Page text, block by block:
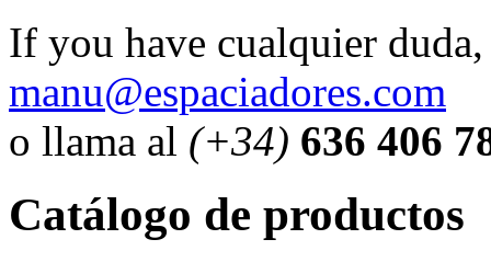
If you have cualquier duda,
manu@espaciadores.com
o llama al (+34) 636 406
Catálogo de productos